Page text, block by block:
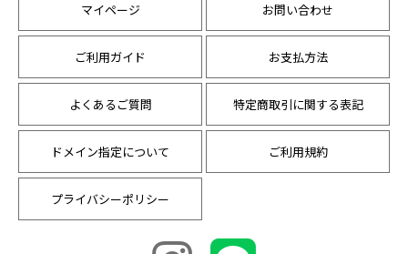
マイページ お問い合わせ
ご利用ガイド お支払方法
よくあるご質問 特定商取引に関する表記
ドメイン指定について ご利用規約
プライバシーポリシー